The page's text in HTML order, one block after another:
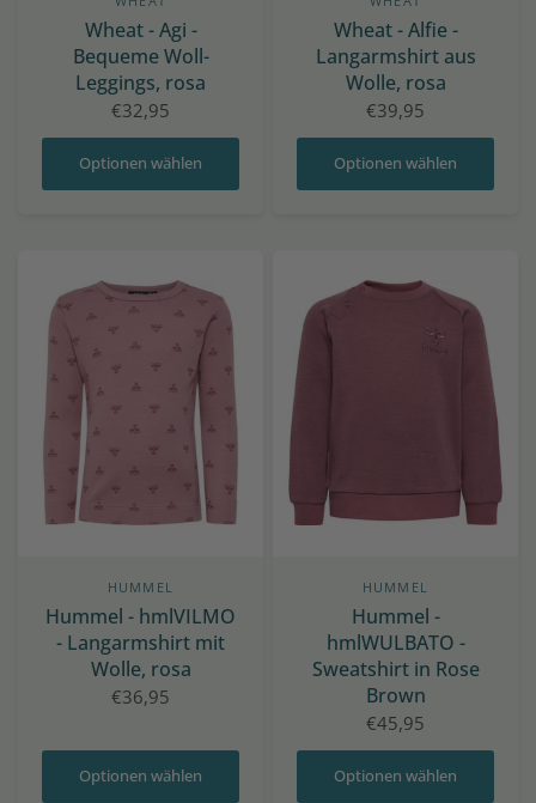
Wheat - Agi -
Bequeme Woll-
Leggings, rosa
€32,95
Optionen wählen
Wheat - Alfie -
Langarmshirt aus
Wolle, rosa
€39,95
Optionen wählen
HUMMEL
Hummel - hmlVILMO
- Langarmshirt mit
Wolle, rosa
€36,95
Optionen wählen
HUMMEL
Hummel -
hmlWULBATO -
Sweatshirt in Rose
Brown
€45,95
Optionen wählen